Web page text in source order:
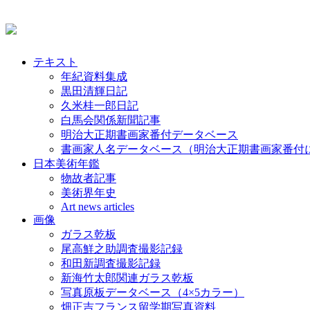
テキスト
年紀資料集成
黒田清輝日記
久米桂一郎日記
白馬会関係新聞記事
明治大正期書画家番付データベース
書画家人名データベース（明治大正期書画家番付
日本美術年鑑
物故者記事
美術界年史
Art news articles
画像
ガラス乾板
尾高鮮之助調査撮影記録
和田新調査撮影記録
新海竹太郎関連ガラス乾板
写真原板データベース（4×5カラー）
畑正吉フランス留学期写真資料